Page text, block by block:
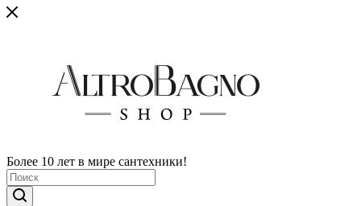
Более 10 лет в мире сантехники!